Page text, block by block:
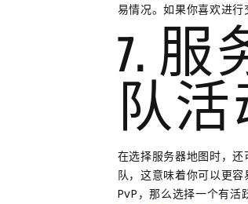
易情况。如果你喜欢进
7.
队活
在选择服务器地图时，
队，这意味着你可以更
PvP，那么选择一个有活